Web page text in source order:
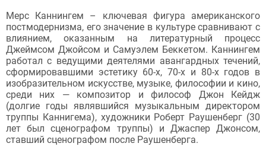
Мерс Каннингем – ключевая фигура американского
постмодернизма, его значение в культуре сравнивают с
влиянием, оказанным на литературный процесс
Джеймсом Джойсом и Самуэлем Беккетом. Каннингем
работал с ведущими деятелями авангардных течений,
сформировавшими эстетику 60-х, 70-х и 80-х годов в
изобразительном искусстве, музыке, философии и кино,
среди них — композитор и философ Джон Кейдж
(долгие годы являвшийся музыкальным директором
труппы Каннигема), художники Роберт Раушенберг (30
лет был сценографом труппы) и Джаспер Джонсом,
ставший сценографом после Раушенберга.